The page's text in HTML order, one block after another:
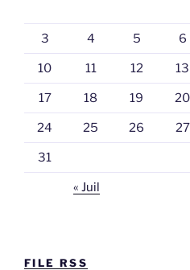
3 4 5 6
10 11 12 13
17 18 19 20
24 25 26 27
31
« Juil
FILE RSS